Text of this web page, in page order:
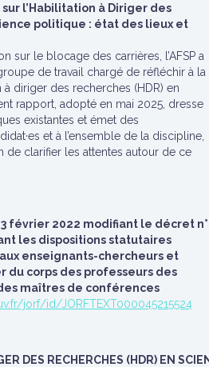
sur l’Habilitation à Diriger des
politique : état des lieux et
sur le blocage des carrières, l’AFSP a
de travail chargé de réfléchir à la
à diriger des recherches (HDR) en
rapport, adopté en mai 2025, dresse
existantes et émet des
et à l’ensemble de la discipline,
de clarifier les attentes autour de ce
février 2022 modifiant le décret n°
les dispositions statutaires
enseignants-chercheurs et
corps des professeurs des
maîtres de conférences
jorf/id/JORFTEXT000045215524
DES RECHERCHES (HDR) EN